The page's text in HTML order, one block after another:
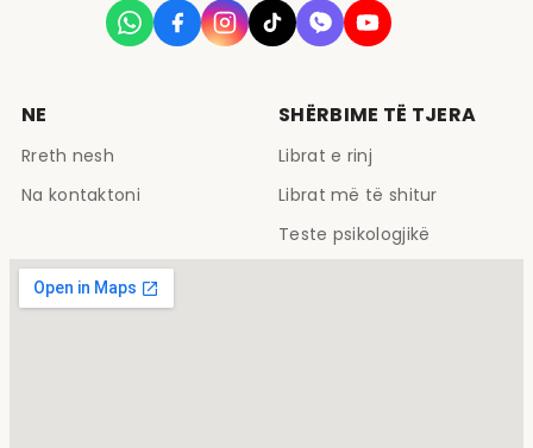
NE
Rreth nesh
Na kontaktoni
SHËRBIME TË TJERA
Librat e rinj
Librat më të shitur
Teste psikologjikë